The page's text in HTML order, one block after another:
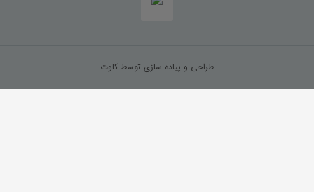
طراحی و پیاده سازی توسط کاوت